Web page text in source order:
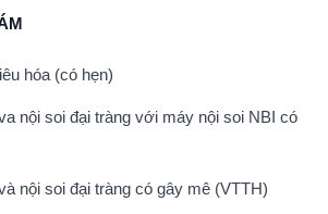
hóa (có hẹn)
nội soi đại tràng với máy nội soi NBI có
nội soi đại tràng có gây mê (VTTH)